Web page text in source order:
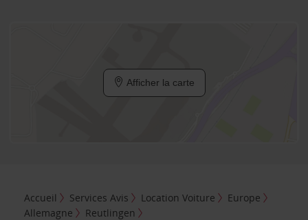
Afficher la carte
Accueil Services Avis Location Voiture
Europe
Allemagne
Reutlingen